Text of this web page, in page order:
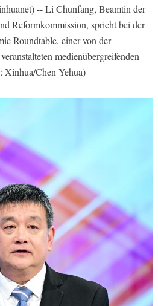
-- Li Chunfang, Beamtin der
Reformkommission, spricht bei der
Roundtable, einer von der
medienübergreifenden
Xinhua/Chen Yehua)